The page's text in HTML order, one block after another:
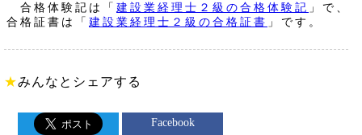
合格体験記は「 建設業経理士２級の合格体験記 」で、
合格証書は「 建設業経理士２級の合格証書 」です。
★みんなとシェアする
Facebook